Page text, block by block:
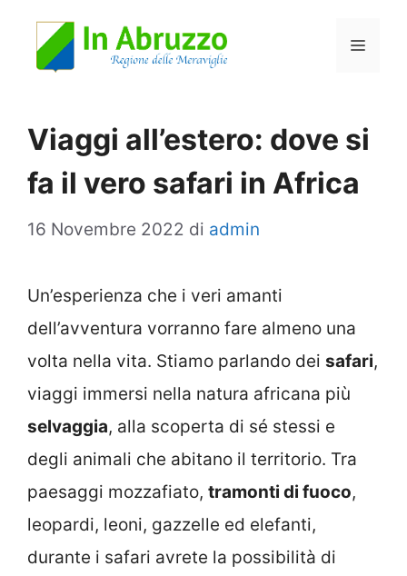
Menu
Viaggi all’estero: dove si
fa il vero safari in Africa
16 Novembre 2022 di admin
Un’esperienza che i veri amanti
dell’avventura vorranno fare almeno una
volta nella vita. Stiamo parlando dei safari,
viaggi immersi nella natura africana più
selvaggia, alla scoperta di sé stessi e
degli animali che abitano il territorio. Tra
paesaggi mozzafiato, tramonti di fuoco,
leopardi, leoni, gazzelle ed elefanti,
durante i safari avrete la possibilità di